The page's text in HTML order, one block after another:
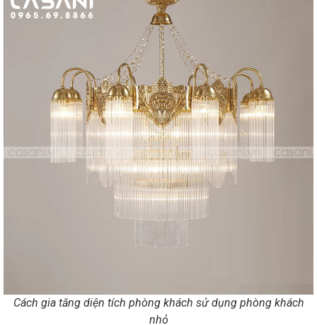
Cách gia tăng diện tích phòng khách sử dụng phòng khách
nhỏ